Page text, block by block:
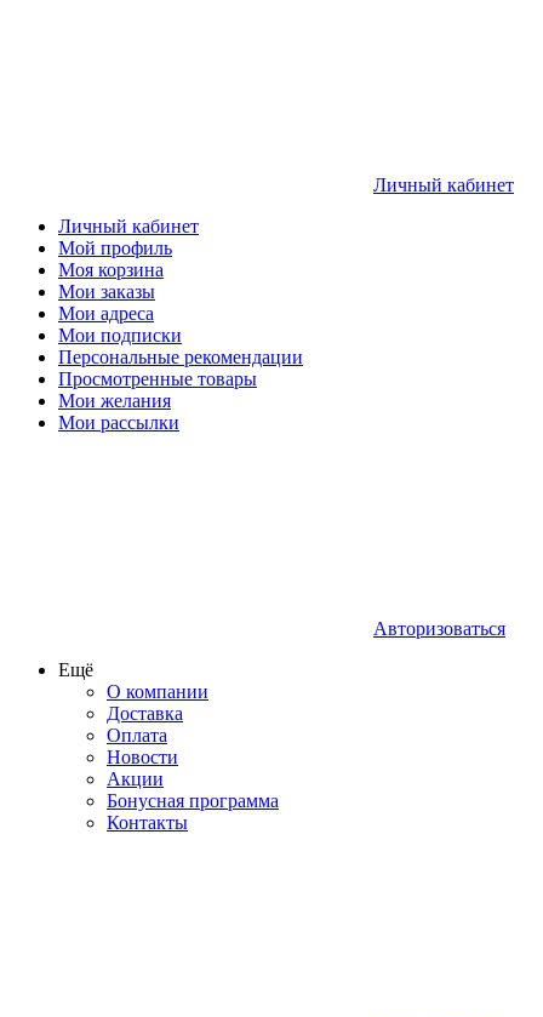
Личный кабинет
Личный кабинет
Мой профиль
Моя корзина
Мои заказы
Мои адреса
Мои подписки
Персональные рекомендации
Просмотренные товары
Мои желания
Мои рассылки
Авторизоваться
Ещё
О компании
Доставка
Оплата
Новости
Акции
Бонусная программа
Контакты